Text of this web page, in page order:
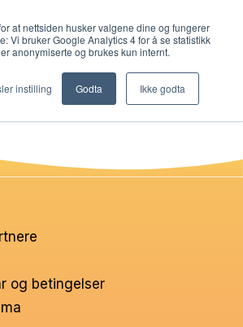
at nettsiden husker valgene dine og fungerer
Vi bruker Google Analytics 4 for å se statistikk
anonymiserte og brukes kun internt.
instilling Godta Ikke godta
4
LØVE
og betingelser